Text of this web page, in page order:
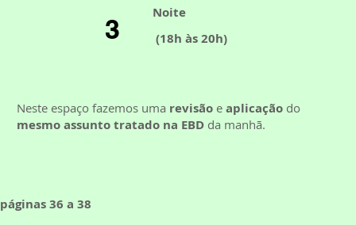
3
Noite
(18h às 20h)
Neste espaço fazemos uma revisão eaplicação do
mesmo assunto tratado na EBD da manhã.
páginas 36 a 38